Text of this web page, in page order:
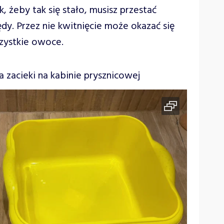
żeby tak się stało, musisz przestać
Przez nie kwitnięcie może okazać się
owoce.
zacieki na kabinie prysznicowej